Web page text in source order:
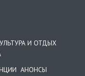
И ОТДЫХ
АНОНСЫ